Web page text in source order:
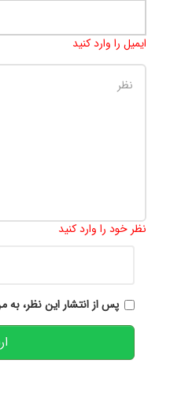
ایمیل را وارد کنید
نظر خود را وارد کنید
پس از انتشار این نظر، به